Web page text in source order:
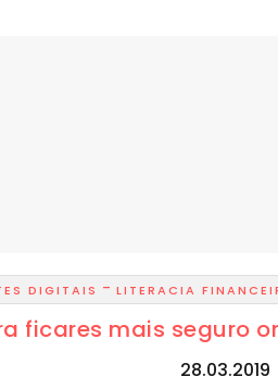
DIGITAIS - LITERACIA
ficares mais seguro
28.03.2019